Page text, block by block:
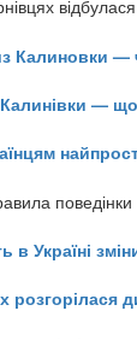
Калиновки —
—
поведінки
в Україні